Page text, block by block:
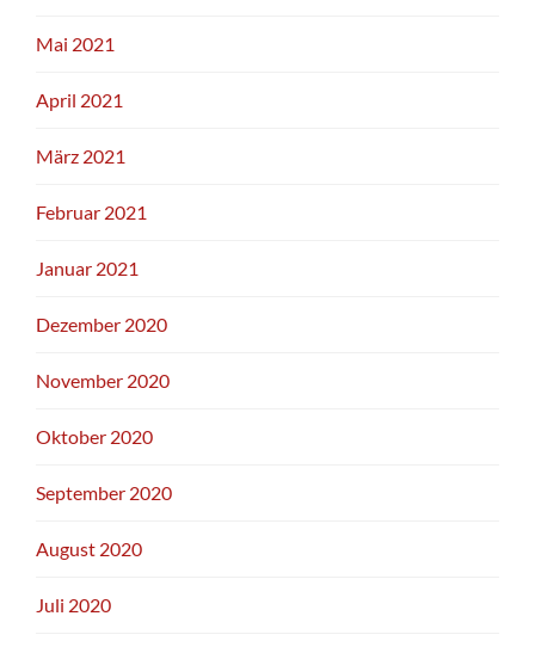
Mai 2021
April 2021
März 2021
Februar 2021
Januar 2021
Dezember 2020
November 2020
Oktober 2020
September 2020
August 2020
Juli 2020